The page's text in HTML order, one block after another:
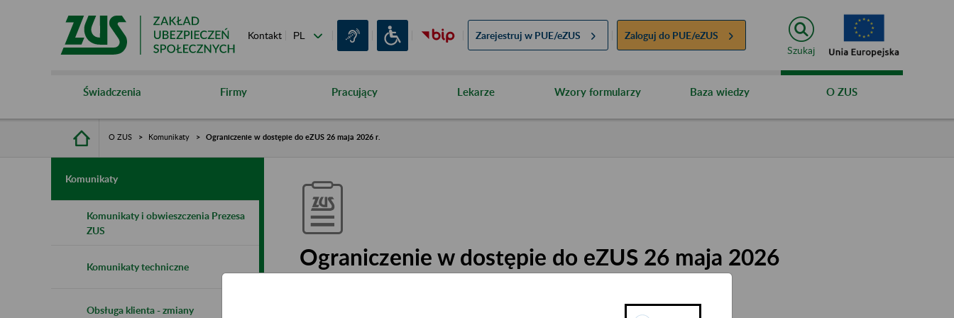
Kontakt Zarejestruj w PUE/eZUS Zaloguj do PUE/eZUS
Szukaj
Świadczenia Firmy Pracujący Lekarze Wzory formularzy Baza wiedzy O ZUS
O ZUS Komunikaty Ograniczenie w dostępie do eZUS 26 maja 2026 r.
Komunikaty
Komunikaty i obwieszczenia Prezesa
ZUS
Komunikaty techniczne
Obsługa klienta - zmiany
Ograniczenie w dostępie do eZUS 26 maja 2026